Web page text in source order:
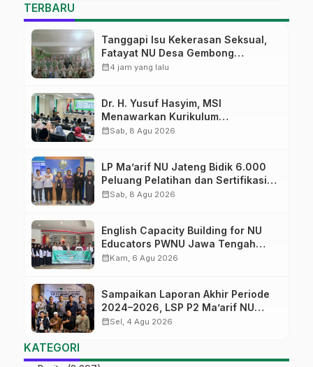
TERBARU
Tanggapi Isu Kekerasan Seksual,
Fatayat NU Desa Gembong
Datangkan Aktifis HAM
calendar_month4 jam yang lalu
Dr. H. Yusuf Hasyim, MSI
Menawarkan Kurikulum
Diversifikasi, Harapan Baru dalam
calendar_monthSab, 8 Agu 2026
LP Ma’arif NU Jateng Bidik 6.000
Peluang Pelatihan dan Sertifikasi
bagi Lulusan SMK
calendar_monthSab, 8 Agu 2026
English Capacity Building for NU
Educators PWNU Jawa Tengah
Batch#4; Membuka Jalan Menuju
calendar_monthKam, 6 Agu 2026
Sampaikan Laporan Akhir Periode
2024–2026, LSP P2 Ma’arif NU
Jateng Mantapkan Sinergi Link and
calendar_monthSel, 4 Agu 2026
KATEGORI